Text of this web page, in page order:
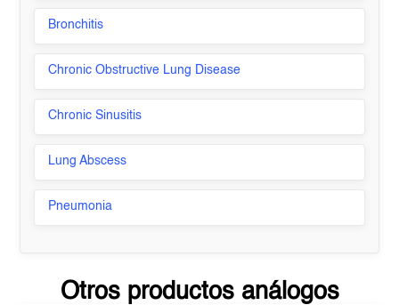
Bronchitis
Chronic Obstructive Lung Disease
Chronic Sinusitis
Lung Abscess
Pneumonia
Otros productos análogos